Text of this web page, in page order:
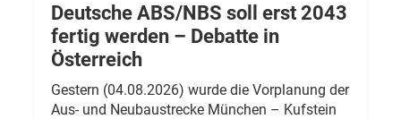
Deutsche ABS/NBS soll erst 2043
fertig werden – Debatte in
Österreich
Gestern (04.08.2026) wurde die Vorplanung der
Aus- und Neubaustrecke München – Kufstein